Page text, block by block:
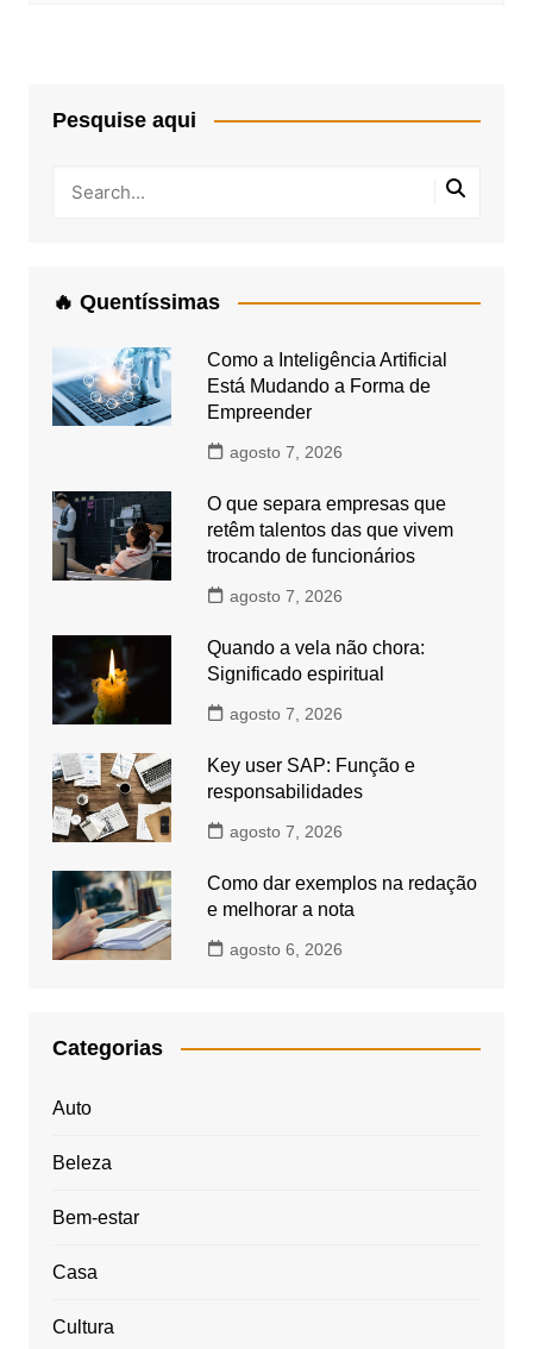
Pesquise aqui
🔥 Quentíssimas
Como a Inteligência Artificial
Está Mudando a Forma de
Empreender
agosto 7, 2026
O que separa empresas que
retêm talentos das que vivem
trocando de funcionários
agosto 7, 2026
Quando a vela não chora:
Significado espiritual
agosto 7, 2026
Key user SAP: Função e
responsabilidades
agosto 7, 2026
Como dar exemplos na redação
e melhorar a nota
agosto 6, 2026
Categorias
Auto
Beleza
Bem-estar
Casa
Cultura